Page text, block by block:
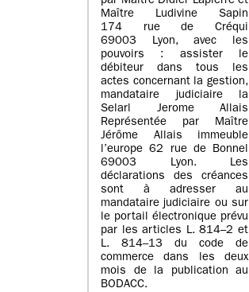
Maître Ludivine Sapin
174 rue de Créqui
69003 Lyon, avec les
pouvoirs : assister le
débiteur dans tous les
actes concernant la gestion,
mandataire judiciaire la
Selarl Jerome Allais
Représentée par Maître
Jérôme Allais immeuble
l’europe 62 rue de Bonnel
69003 Lyon. Les
déclarations des créances
sont à adresser au
mandataire judiciaire ou sur
le portail électronique prévu
par les articles L. 814–2 et
L. 814–13 du code de
commerce dans les deux
mois de la publication au
BODACC.